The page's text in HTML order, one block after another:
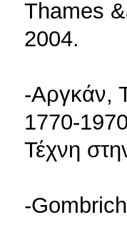
Thames
2004.
-Αργκάν,
1770-
Τέχνη
-